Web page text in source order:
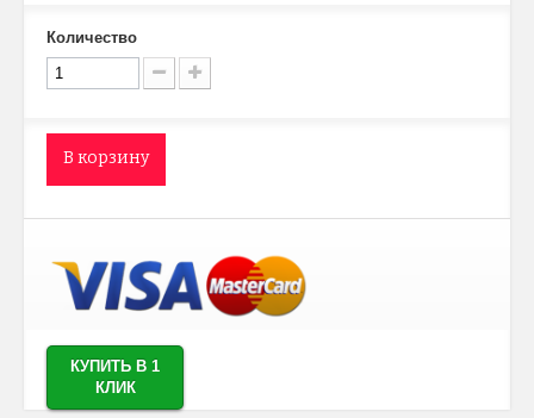
Количество
В корзину
КУПИТЬ В 1
КЛИК